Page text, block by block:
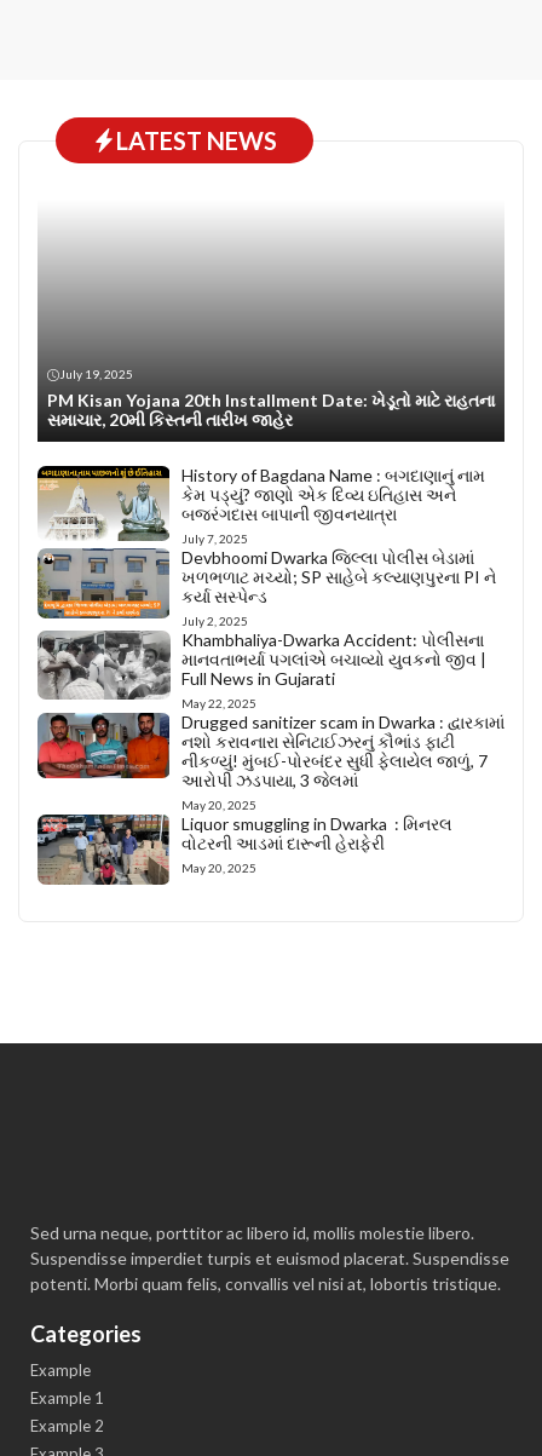
LATEST NEWS
July 19, 2025
PM Kisan Yojana 20th Installment Date: ખેડૂતો માટે રાહતના
સમાચાર, 20મી કિસ્તની તારીખ જાહેર
History of Bagdana Name : બગદાણાનું નામ
કેમ પડ્યું? જાણો એક દિવ્ય ઇતિહાસ અને
બજરંગદાસ બાપાની જીવનયાત્રા
July 7, 2025
Devbhoomi Dwarka જિલ્લા પોલીસ બેડામાં
ખળભળાટ મચ્યો; SP સાહેબે કલ્યાણપુરના PI ને
કર્યા સસ્પેન્ડ
July 2, 2025
Khambhaliya-Dwarka Accident: પોલીસના
માનવતાભર્યા પગલાંએ બચાવ્યો યુવકનો જીવ |
Full News in Gujarati
May 22, 2025
Drugged sanitizer scam in Dwarka : દ્વારકામાં
નશો કરાવનારા સેનિટાઈઝરનું કૌભાંડ ફાટી
નીકળ્યું! મુંબઈ-પોરબંદર સુધી ફેલાયેલ જાળું, 7
આરોપી ઝડપાયા, 3 જેલમાં
May 20, 2025
Liquor smuggling in Dwarka : મિનરલ
વોટરની આડમાં દારૂની હેરાફેરી
May 20, 2025
Sed urna neque, porttitor ac libero id, mollis molestie libero.
Suspendisse imperdiet turpis et euismod placerat. Suspendisse
potenti. Morbi quam felis, convallis vel nisi at, lobortis tristique.
Categories
Example
Example 1
Example 2